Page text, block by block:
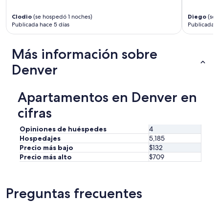
Clodio (se hospedó 1 noches)
Publicada hace 5 días
Diego (se
Publicada
Más información sobre
Denver
Apartamentos en Denver en
cifras
Opiniones de huéspedes
4
Hospedajes
5,185
Precio más bajo
$132
Precio más alto
$709
Preguntas frecuentes